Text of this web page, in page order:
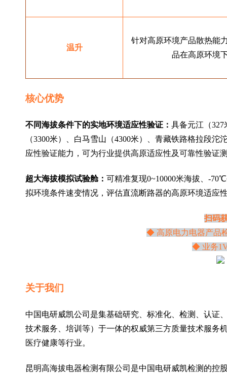
温升
针对高原环境产品散热能
品在高原环境
核心优势
不同海拔条件下的实地环境适应性验证： 具备元江（327
（3300米）、白马雪山（4300米）、青藏铁路格拉段
应性验证能力，可为行业提供高原适应性及可靠性验证
超大海拔模拟试验舱： 可精准复现0~10000米海拔、-
拟环境条件速变情况，评估直流断路器的高原环境适应
扫码
◆ 高原电力电器产品
◆ 业务
关于我们
中国电研威凯公司是集基础研究、标准化、检测、认证
技术服务、培训等）于一体的权威第三方质量技术服务
医疗健康等行业。
昆明高海拔电器检测有限公司是中国电研威凯检测的控